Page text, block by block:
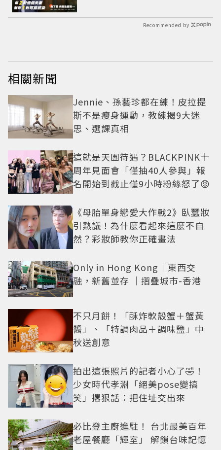
Recommended by
相關新聞
Jennie、孫藝珍都在練！皮拉提
斯不是瘦身運動，教練揭9大迷
思、選課真相
這就是天團待遇？BLACKPINK十
周年見面會「僅抽40人參與」報
名開始到截止僅9小時粉絲怒了😡
《母胎單身戀愛大作戰2》臥蠶妝
引熱議！為什麼看起來這麼不自
然？彩妝師教你正確畫法
Only in Hong Kong｜東西交
融，新舊並存 ｜摺疊城市-香港
不只月餅！「酥炸軟殼蟹＋蟹黃
醬」、「特調肉品＋調味鹽」中
秋送創意
拍出這張照片的記者小心了🤣！
少女時代孝淵「絕美pose變搞
笑」撂狠話：把住址交出來
必比登主廚進駐！ 台北最美百年
老屋餐廳「輝室」 解鎖台味記憶